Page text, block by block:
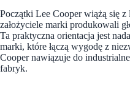
Początki Lee Cooper wiążą się
założyciele marki produkowali
Ta praktyczna orientacja jest
marki, które łączą wygodę z
Cooper nawiązuje do
fabryk.